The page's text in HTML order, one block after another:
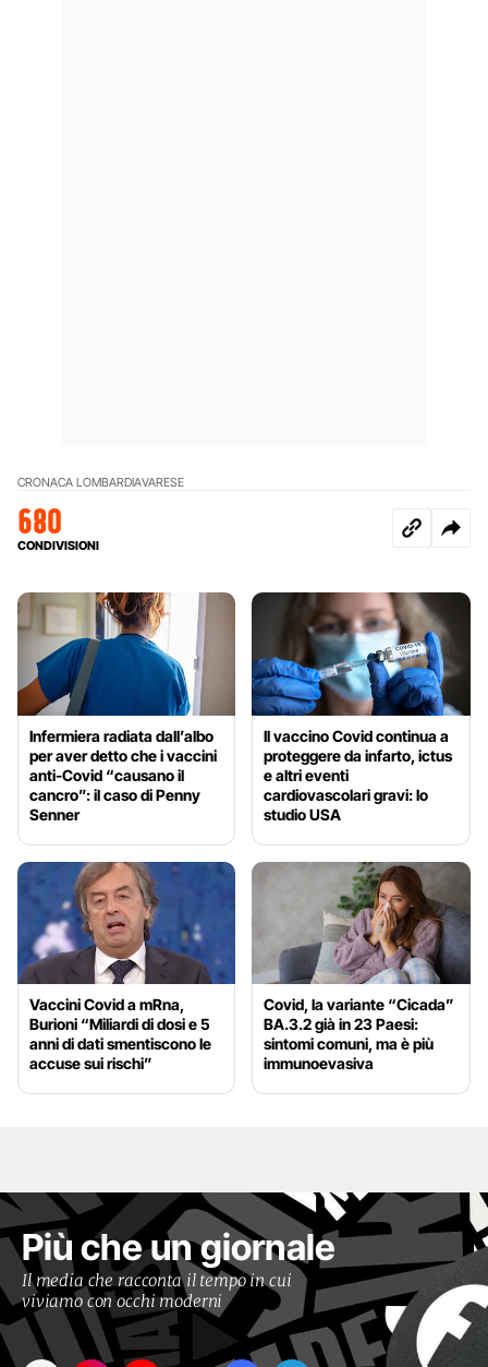
CRONACA LOMBARDIAVARESE
680
CONDIVISIONI
Infermiera radiata dall’albo
per aver detto che i vaccini
anti-Covid “causano il
cancro”: il caso di Penny
Senner
Il vaccino Covid continua a
proteggere da infarto, ictus
e altri eventi
cardiovascolari gravi: lo
studio USA
Vaccini Covid a mRna,
Burioni “Miliardi di dosi e 5
anni di dati smentiscono le
accuse sui rischi”
Covid, la variante “Cicada”
BA.3.2 già in 23 Paesi:
sintomi comuni, ma è più
immunoevasiva
Più che un giornale
Il media che racconta il tempo in cui
viviamo con occhi moderni